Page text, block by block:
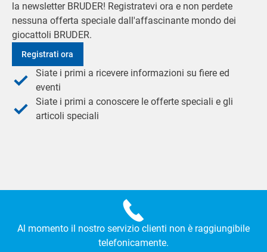
la newsletter BRUDER! Registratevi ora e non perdete
nessuna offerta speciale dall'affascinante mondo dei
giocattoli BRUDER.
Registrati ora
Siate i primi a ricevere informazioni su fiere ed
eventi
Siate i primi a conoscere le offerte speciali e gli
articoli speciali
Al momento il nostro servizio clienti non è raggiungibile
telefonicamente.